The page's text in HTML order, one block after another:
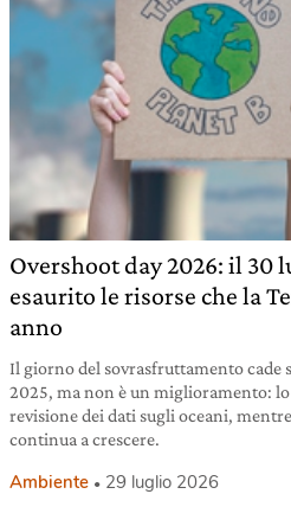
Overshoot day 2026: il 30
esaurito le risorse che la
anno
Il giorno del sovrasfruttamento cade
2025, ma non è un miglioramento:
revisione dei dati sugli oceani,
continua a crescere.
Ambiente 29 luglio 2026